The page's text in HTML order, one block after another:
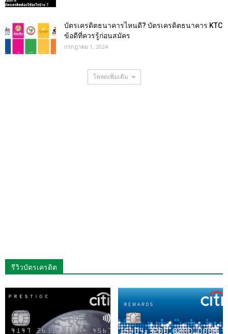
บัตรเครดิตธนาคารไหนดี? บัตรเครดิตธนาคาร KTC
ข้อดีที่ควรรู้ก่อนสมัคร
กรกฎาคม 1, 2024
โหลดเพิ่มเติม
รีวิวบัตรเครดิต